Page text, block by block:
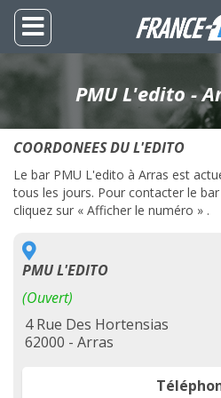
PMU L'edito -
COORDONEES DU L'EDITO
Le bar PMU L'edito à Arras est
tous les jours. Pour contacter le
cliquez sur « Afficher le numéro » .
PMU L'EDITO
(Ouvert)
4 Rue Des Hortensias
62000 - Arras